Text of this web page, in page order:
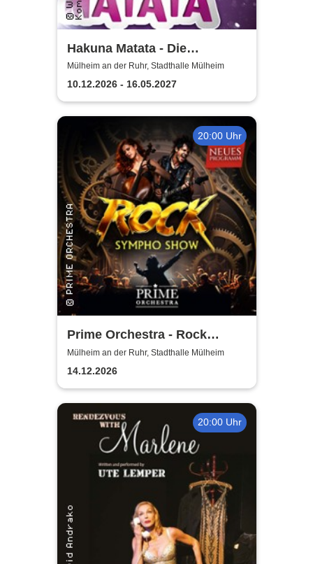
Hakuna Matata - Die
einzigartige große
Kindermusical-Gala
Mülheim an der Ruhr, Stadthalle Mülheim
10.12.2026 - 16.05.2027
20:00 Uhr
Prime Orchestra - Rock
Sympho Show
Mülheim an der Ruhr, Stadthalle Mülheim
14.12.2026
20:00 Uhr